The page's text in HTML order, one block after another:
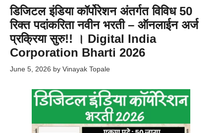
डिजिटल इंडिया कॉर्पोरेशन अंतर्गत विविध 50
रिक्त पदांकरिता नवीन भरती – ऑनलाईन अर्ज
प्रक्रिया सुरु!! । Digital India
Corporation Bharti 2026
June 5, 2026 by Vinayak Topale